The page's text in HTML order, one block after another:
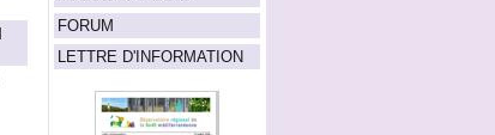
FORUM
LETTRE D'INFORMATION